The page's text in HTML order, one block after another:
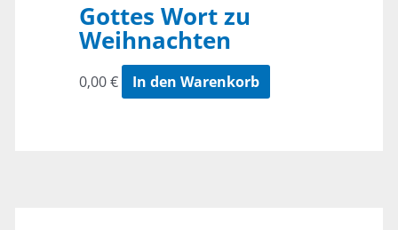
Gottes Wort zu
Weihnachten
0,00€ In den Warenkorb